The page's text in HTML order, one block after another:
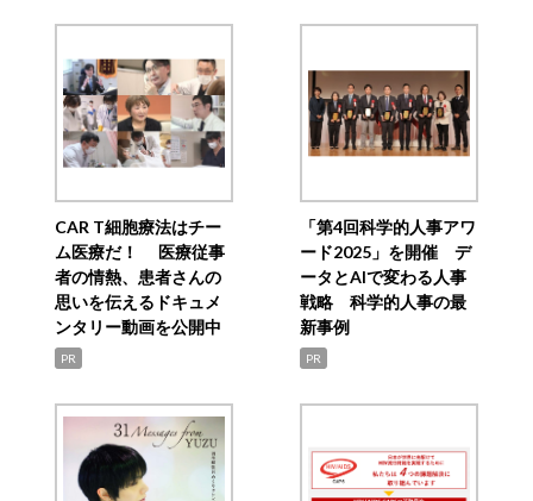
CAR T細胞療法はチー
ム医療だ！ 医療従事
者の情熱、患者さんの
思いを伝えるドキュメ
ンタリー動画を公開中
PR
「第4回科学的人事アワ
ード2025」を開催 デ
ータとAIで変わる人事
戦略 科学的人事の最
新事例
PR